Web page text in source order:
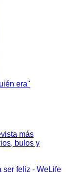
era"
más
bulos y
ser feliz - WeLife